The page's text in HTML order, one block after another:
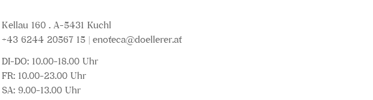
Kellau 160 . A-5431 Kuchl
+43 6244 20567 15 | enoteca@doellerer.at
DI-DO: 10.00-18.00 Uhr
FR: 10.00-23.00 Uhr
SA: 9.00-13.00 Uhr